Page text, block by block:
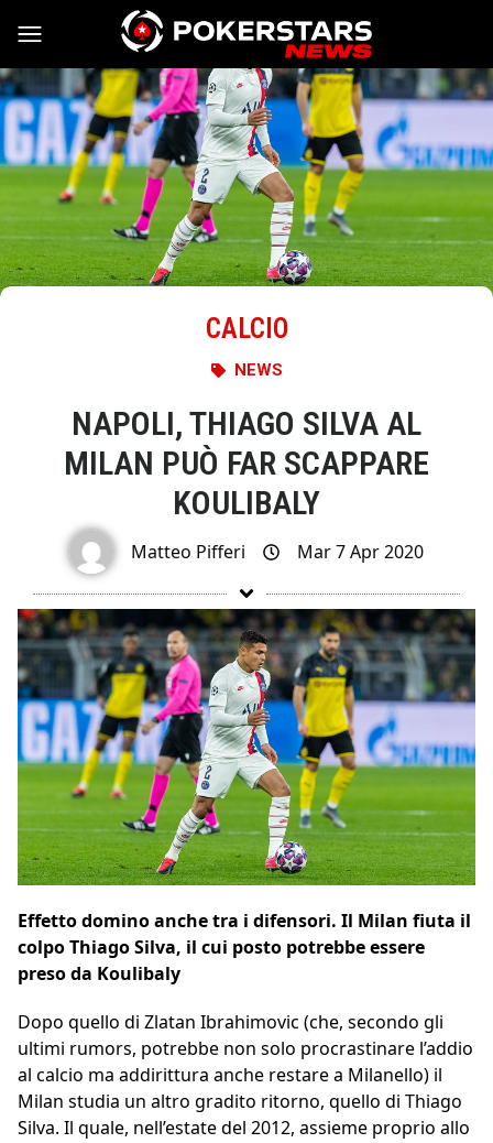
Vai al contenuto
CALCIO
NEWS
NAPOLI, THIAGO SILVA AL
MILAN PUÒ FAR SCAPPARE
KOULIBALY
Matteo Pifferi Mar 7 Apr 2020
Effetto domino anche tra i difensori. Il Milan fiuta il
colpo Thiago Silva, il cui posto potrebbe essere
preso da Koulibaly
Dopo quello di Zlatan Ibrahimovic (che, secondo gli
ultimi rumors, potrebbe non solo procrastinare l’addio
al calcio ma addirittura anche restare a Milanello) il
Milan studia un altro gradito ritorno, quello di Thiago
Silva. Il quale, nell’estate del 2012, assieme proprio allo